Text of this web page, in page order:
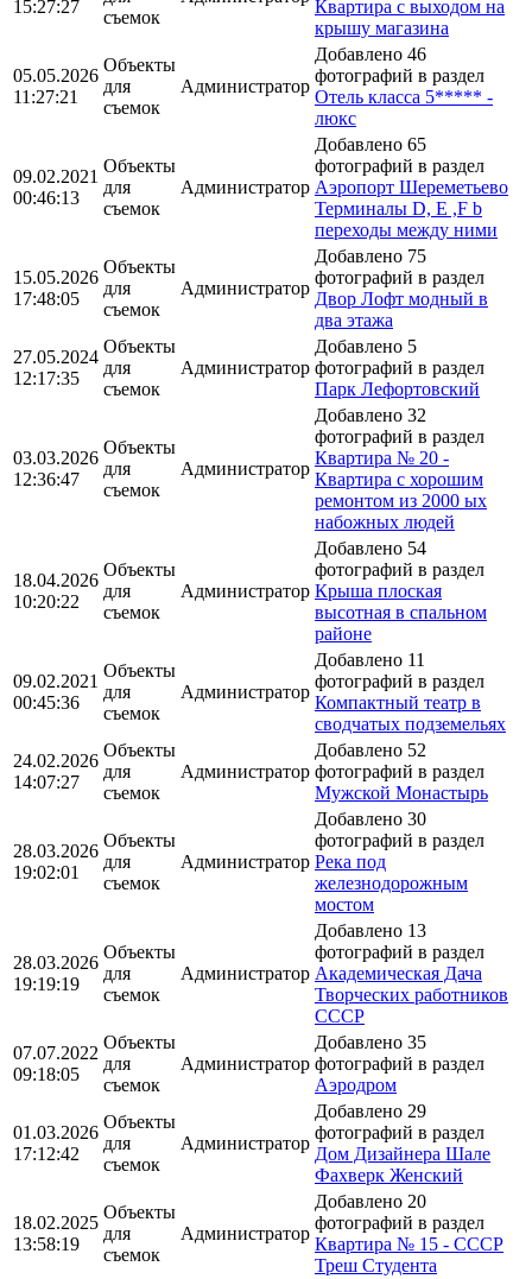
15:27:27
съемок
Квартира с выходом на
крышу магазина
05.05.2026
11:27:21
Объекты
для
съемок
Администратор
Добавлено 46
фотографий в раздел
Отель класса 5***** -
люкс
09.02.2021
00:46:13
Объекты
для
съемок
Администратор
Добавлено 65
фотографий в раздел
Аэропорт Шереметьево
Терминалы D, E ,F b
переходы между ними
15.05.2026
17:48:05
Объекты
для
съемок
Администратор
Добавлено 75
фотографий в раздел
Двор Лофт модный в
два этажа
27.05.2024
12:17:35
Объекты
для
съемок
Администратор
Добавлено 5
фотографий в раздел
Парк Лефортовский
03.03.2026
12:36:47
Объекты
для
съемок
Администратор
Добавлено 32
фотографий в раздел
Квартира № 20 -
Квартира с хорошим
ремонтом из 2000 ых
набожных людей
18.04.2026
10:20:22
Объекты
для
съемок
Администратор
Добавлено 54
фотографий в раздел
Крыша плоская
высотная в спальном
районе
09.02.2021
00:45:36
Объекты
для
съемок
Администратор
Добавлено 11
фотографий в раздел
Компактный театр в
сводчатых подземельях
24.02.2026
14:07:27
Объекты
для
съемок
Администратор
Добавлено 52
фотографий в раздел
Мужской Монастырь
28.03.2026
19:02:01
Объекты
для
съемок
Администратор
Добавлено 30
фотографий в раздел
Река под
железнодорожным
мостом
28.03.2026
19:19:19
Объекты
для
съемок
Администратор
Добавлено 13
фотографий в раздел
Академическая Дача
Творческих работников
СССР
07.07.2022
09:18:05
Объекты
для
съемок
Администратор
Добавлено 35
фотографий в раздел
Аэродром
01.03.2026
17:12:42
Объекты
для
съемок
Администратор
Добавлено 29
фотографий в раздел
Дом Дизайнера Шале
Фахверк Женский
18.02.2025
13:58:19
Объекты
для
съемок
Администратор
Добавлено 20
фотографий в раздел
Квартира № 15 - СССР
Треш Студента